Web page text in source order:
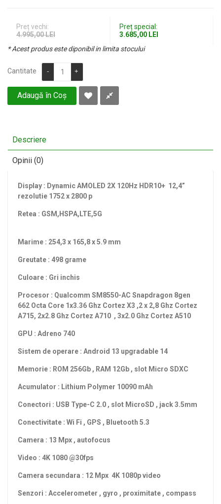
Preț vechi:
4.995,00 LEI
Preț special:
3.685,00 LEI
* Acest produs este diponibil in limita stocului
Cantitate - +
Adaugă în Coş
Descriere
Opinii (0)
Display : Dynamic AMOLED 2X 120Hz HDR10+ 12,4”
rezolutie 1752 x 2800 p
Retea : GSM,HSPA,LTE,5G
Marime : 254,3 x 165,8 x 5.9 mm
Greutate : 498 grame
Culoare : Gri inchis
Procesor : Qualcomm SM8550-AC Snapdragon 8gen
662 Octa Core 1x3.36 Ghz Cortez X3 ,2 x 2,8 Ghz Cortez
A715, 2x2.8 Ghz Cortez A710 , 3x2.0 Ghz Cortez A510
GPU : Adreno 740
Sistem de operare : Android 13 upgradable 14
Memorie : ROM 256Gb , RAM 12Gb , slot Micro SDXC
Acumulator : Lithium Polymer 10090 mAh
Conectori : USB Type-C 2.0 , slot MicroSD , jack 3.5mm
Conectivitate : Wi Fi , GPS , Bluetooth 5.3
Camera : 13 Mpx , autofocus
Video : 4K 1080 @30fps
Camera secundara : 12 Mpx 4K 1080p video
Senzori : Accelerometer , gyro , proximitate , compass